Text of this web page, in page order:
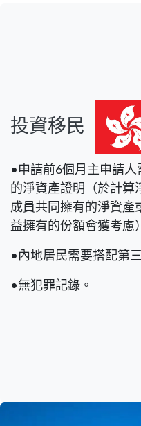
投資移民
•申請前6個月主申請
的淨資產證明（於計算
成員共同擁有的淨資產
益擁有的份額會獲考慮）
•內地居民需要搭配第
•無犯罪記錄。